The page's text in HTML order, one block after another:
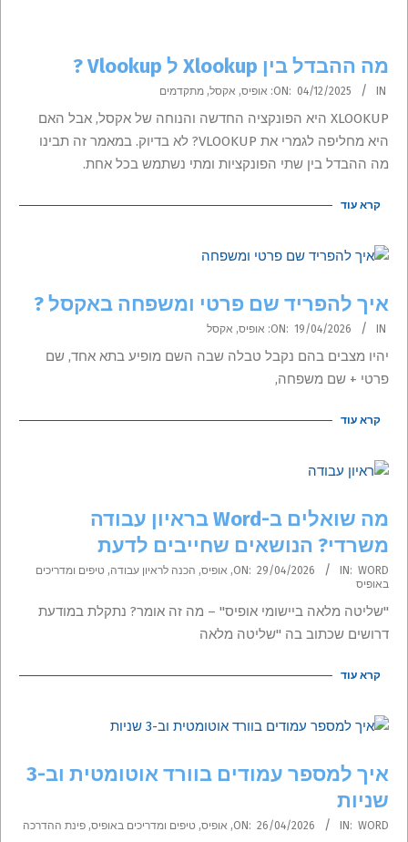
מה ההבדל בין Xlookup ל Vlookup ?
2025-
12-
04
ON: 04/12/2025 IN: אופיס, אקסל, מתקדמים
XLOOKUP היא הפונקציה החדשה והנוחה של אקסל, אבל האם
היא מחליפה לגמרי את VLOOKUP? לא בדיוק. במאמר זה תבינו
מה ההבדל בין שתי הפונקציות ומתי נשתמש בכל אחת.
קרא עוד
איך להפריד שם פרטי ומשפחה באקסל ?
2026-
04-
19
ON: 19/04/2026 IN: אופיס, אקסל
יהיו מצבים בהם נקבל טבלה שבה השם מופיע בתא אחד, שם
פרטי + שם משפחה,
קרא עוד
מה שואלים ב-Word בראיון עבודה
משרדי? הנושאים שחייבים לדעת
2026-
04-
29
ON: 29/04/2026 IN: WORD
, אופיס, הכנה לראיון עבודה, טיפים ומדריכים
באופיס
"שליטה מלאה ביישומי אופיס" – מה זה אומר? נתקלת במודעת
דרושים שכתוב בה "שליטה מלאה
קרא עוד
איך למספר עמודים בוורד אוטומטית וב-3
שניות
2026-
ON: 26/04/2026 IN: WORD
, אופיס, טיפים ומדריכים באופיס, פינת ההדרכה